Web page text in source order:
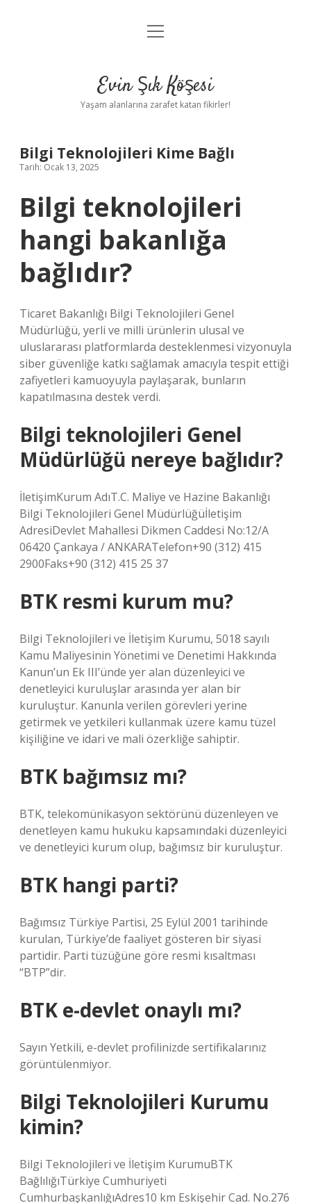
Anasayfa
Yasal Uyarı
menüyü
Evin Şık Köşesi
Yaşam alanlarına zarafet katan fikirler!
Bilgi Teknolojileri Kime Bağlı
Tarih: Ocak 13, 2025
Bilgi teknolojileri
hangi bakanlığa
bağlıdır?
Ticaret Bakanlığı Bilgi Teknolojileri Genel
Müdürlüğü, yerli ve milli ürünlerin ulusal ve
uluslararası platformlarda desteklenmesi vizyonuyla
siber güvenliğe katkı sağlamak amacıyla tespit ettiği
zafiyetleri kamuoyuyla paylaşarak, bunların
kapatılmasına destek verdi.
Bilgi teknolojileri Genel
Müdürlüğü nereye bağlıdır?
İletişimKurum AdıT.C. Maliye ve Hazine Bakanlığı
Bilgi Teknolojileri Genel Müdürlüğüİletişim
AdresiDevlet Mahallesi Dikmen Caddesi No:12/A
06420 Çankaya / ANKARATelefon+90 (312) 415
2900Faks+90 (312) 415 25 37
BTK resmi kurum mu?
Bilgi Teknolojileri ve İletişim Kurumu, 5018 sayılı
Kamu Maliyesinin Yönetimi ve Denetimi Hakkında
Kanun’un Ek III’ünde yer alan düzenleyici ve
denetleyici kuruluşlar arasında yer alan bir
kuruluştur. Kanunla verilen görevleri yerine
getirmek ve yetkileri kullanmak üzere kamu tüzel
kişiliğine ve idari ve mali özerkliğe sahiptir.
BTK bağımsız mı?
BTK, telekomünikasyon sektörünü düzenleyen ve
denetleyen kamu hukuku kapsamındaki düzenleyici
ve denetleyici kurum olup, bağımsız bir kuruluştur.
BTK hangi parti?
Bağımsız Türkiye Partisi, 25 Eylül 2001 tarihinde
kurulan, Türkiye’de faaliyet gösteren bir siyasi
partidir. Parti tüzüğüne göre resmi kısaltması
“BTP”dir.
BTK e-devlet onaylı mı?
Sayın Yetkili, e-devlet profilinizde sertifikalarınız
görüntülenmiyor.
Bilgi Teknolojileri Kurumu
kimin?
Bilgi Teknolojileri ve İletişim KurumuBTK
BağlılığıTürkiye Cumhuriyeti
CumhurbaşkanlığıAdres10 km Eskişehir Cad. No.276